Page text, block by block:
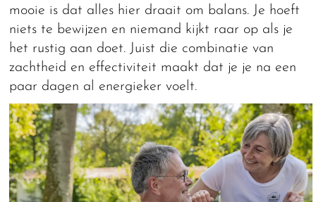
mooie is dat alles hier draait om balans. Je hoeft
niets te bewijzen en niemand kijkt raar op als je
het rustig aan doet. Juist die combinatie van
zachtheid en effectiviteit maakt dat je je na een
paar dagen al energieker voelt.